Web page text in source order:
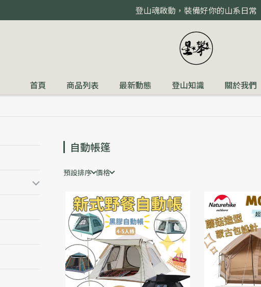
登山魂啟動，裝備好你的山系日常
首頁 商品列表 最新動態 登山知識 關於我們
自動帳篷
預設排序 價格